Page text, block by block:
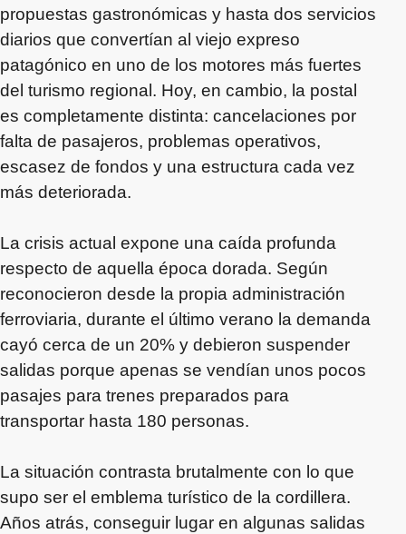
propuestas gastronómicas y hasta dos servicios
diarios que convertían al viejo expreso
patagónico en uno de los motores más fuertes
del turismo regional. Hoy, en cambio, la postal
es completamente distinta: cancelaciones por
falta de pasajeros, problemas operativos,
escasez de fondos y una estructura cada vez
más deteriorada.
La crisis actual expone una caída profunda
respecto de aquella época dorada. Según
reconocieron desde la propia administración
ferroviaria, durante el último verano la demanda
cayó cerca de un 20% y debieron suspender
salidas porque apenas se vendían unos pocos
pasajes para trenes preparados para
transportar hasta 180 personas.
La situación contrasta brutalmente con lo que
supo ser el emblema turístico de la cordillera.
Años atrás, conseguir lugar en algunas salidas